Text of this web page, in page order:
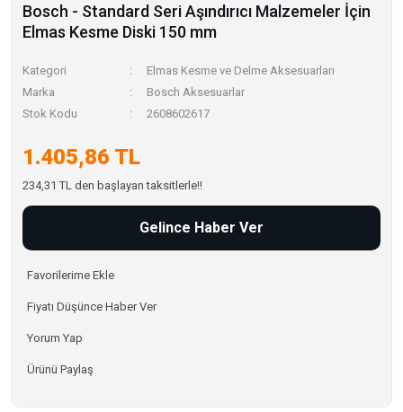
Bosch - Standard Seri Aşındırıcı Malzemeler İçin
Elmas Kesme Diski 150 mm
Kategori
Elmas Kesme ve Delme Aksesuarları
Marka
Bosch Aksesuarlar
Stok Kodu
2608602617
1.405,86 TL
234,31 TL den başlayan taksitlerle!!
Gelince Haber Ver
Fiyatı Düşünce Haber Ver
Yorum Yap
Ürünü Paylaş